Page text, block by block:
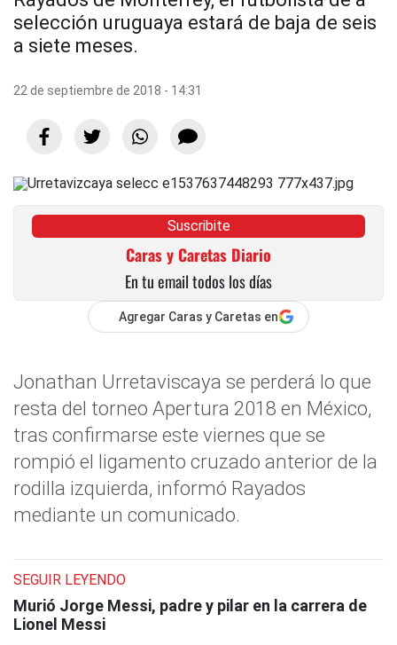
selección uruguaya estará de baja de seis
a siete meses.
22 de septiembre de 2018 - 14:31
Suscribite
Caras y Caretas Diario
En tu email todos los días
Agregar Caras y Caretas en
Jonathan Urretaviscaya se perderá lo que
resta del torneo Apertura 2018 en México,
tras confirmarse este viernes que se
rompió el ligamento cruzado anterior de la
rodilla izquierda, informó Rayados
mediante un comunicado.
SEGUIR LEYENDO
Murió Jorge Messi, padre y pilar en la carrera de
Lionel Messi